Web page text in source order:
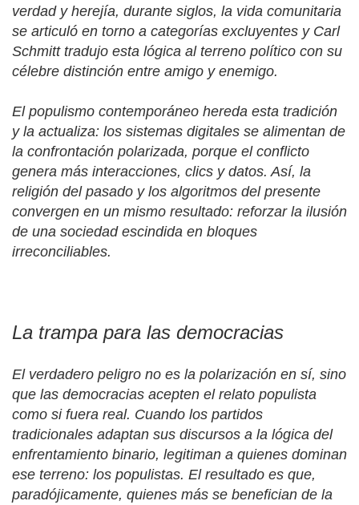
verdad y herejía, durante siglos, la vida comunitaria
se articuló en torno a categorías excluyentes y Carl
Schmitt tradujo esta lógica al terreno político con su
célebre distinción entre amigo y enemigo.
El populismo contemporáneo hereda esta tradición
y la actualiza: los sistemas digitales se alimentan de
la confrontación polarizada, porque el conflicto
genera más interacciones, clics y datos. Así, la
religión del pasado y los algoritmos del presente
convergen en un mismo resultado: reforzar la ilusión
de una sociedad escindida en bloques
irreconciliables.
La trampa para las democracias
El verdadero peligro no es la polarización en sí, sino
que las democracias acepten el relato populista
como si fuera real. Cuando los partidos
tradicionales adaptan sus discursos a la lógica del
enfrentamiento binario, legitiman a quienes dominan
ese terreno: los populistas. El resultado es que,
paradójicamente, quienes más se benefician de la